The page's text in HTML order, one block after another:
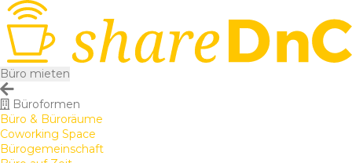
Büro mieten
Büroformen
Büro & Büroräume
Coworking Space
Bürogemeinschaft